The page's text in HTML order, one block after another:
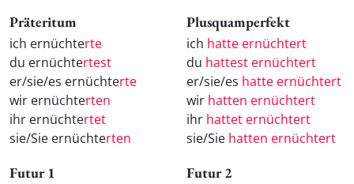
Präteritum
ich ernüchterte
du ernüchtertest
er/sie/es ernüchterte
wir ernüchterten
ihr ernüchtertet
sie/Sie ernüchterten
Plusquamperfekt
ich hatte ernüchtert
du hattest ernüchtert
er/sie/es hatte ernüchtert
wir hatten ernüchtert
ihr hattet ernüchtert
sie/Sie hatten ernüchtert
Futur 1 Futur 2